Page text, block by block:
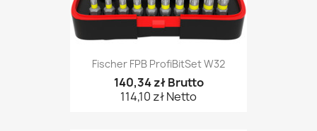
Fischer FPB ProfiBitSet W32
140,34 zł Brutto
114,10 zł Netto